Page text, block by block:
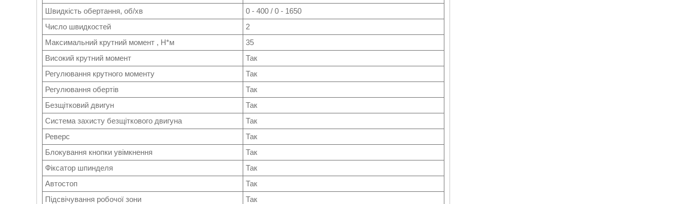
Швидкість обертання, об/хв
0 - 400 / 0 - 1650
Число швидкостей
2
Максимальний крутний момент , Н*м
35
Високий крутний момент
Так
Регулювання крутного моменту
Так
Регулювання обертів
Так
Безщітковий двигун
Так
Система захисту безщіткового двигуна
Так
Реверс
Так
Блокування кнопки увімкнення
Так
Фіксатор шпинделя
Так
Автостоп
Так
Підсвічування робочої зони
Так